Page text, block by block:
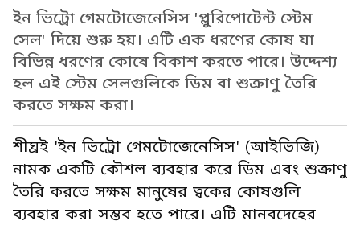
ইন ভিট্রো গেমটোজেনেসিস 'প্লুরিপোটেন্ট স্টেম
সেল' দিয়ে শুরু হয়। এটি এক ধরণের কোষ যা
বিভিন্ন ধরণের কোষে বিকাশ করতে পারে। উদ্দেশ্য
হল এই স্টেম সেলগুলিকে ডিম বা শুক্রাণু তৈরি
করতে সক্ষম করা।
শীঘ্রই 'ইন ভিট্রো গেমটোজেনেসিস' (আইভিজি)
নামক একটি কৌশল ব্যবহার করে ডিম এবং শুক্রাণু
তৈরি করতে সক্ষম মানুষের ত্বকের কোষগুলি
ব্যবহার করা সম্ভব হতে পারে। এটি মানবদেহের